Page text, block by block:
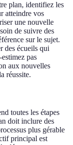
plan, identifiez les
atteindre vos
une nouvelle
de suivre des
sur le sujet.
des écueils qui
pas
aux nouvelles
réussite.
toutes les étapes
doit inclure des
plus gérable
principal est